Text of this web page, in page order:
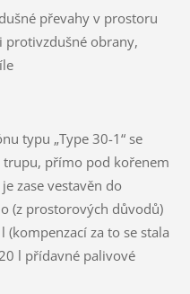
převahy v prostoru
protivzdušné obrany,
typu „Type 30-1“ se
přímo pod kořenem
zase vestavěn do
(z prostorových důvodů)
za to se stala
l přídavné palivové